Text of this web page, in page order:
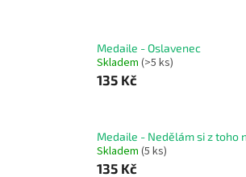
Medaile - Oslavenec
Skladem (>5 ks)
135 Kč
Medaile - Nedělám si z toho
Skladem (5 ks)
135 Kč